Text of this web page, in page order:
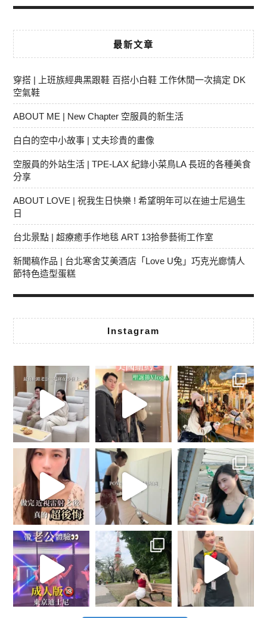
最新文章
穿搭 | 上班族經典黑跟鞋 百搭小白鞋 工作休閒一次搞定 DK
空氣鞋
ABOUT ME | New Chapter 空服員的新生活
白白的空中小故事 | 丈夫珍貴的畫像
空服員的外站生活 | TPE-LAX 紀錄小菜鳥LA 長班的各種美食
分享
ABOUT LOVE | 祝我生日快樂 ! 希望明年可以在迪士尼過生
日
台北景點 | 超療癒手作地毯 ART 13拾參藝術工作室
新聞稿作品 | 台北寒舍艾美酒店「Love U兔」巧克光廊情人
節特色造型蛋糕
Instagram